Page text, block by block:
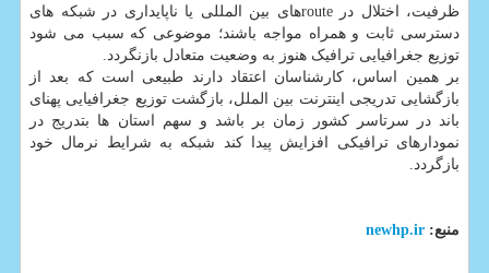
ظرفیت، اختلال در routeهای بین المللی یا ناپایداری در شبکه های
دسترسی ثابت و همراه مواجه باشند؛ موضوعی که سبب می شود
توزیع جغرافیایی ترافیک هنوز به وضعیت متعادل بازنگردد.
بر همین اساس، کارشناسان اعتقاد دارند طبیعی است که بعد از
بازگشایی تدریجی اینترنت بین الملل، بازگشت توزیع جغرافیایی پهنای
باند در سرتاسر کشور زمان بر باشد و سهم استان ها بتدریج در
نمودارهای ترافیکی افزایش پیدا کند شبکه به شرایط نرمال خود
بازگردد.
منبع: newhp.ir